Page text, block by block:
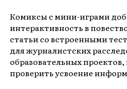
Комиксы с мини-играми
интерактивность в
статьи со встроенными
для журналистских
образовательных
проверить усвоение